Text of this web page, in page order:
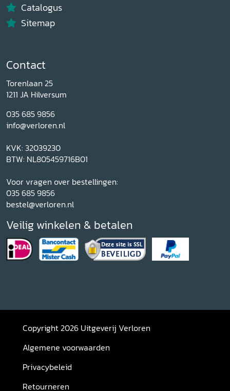
Catalogus
Sitemap
Contact
Torenlaan 25
1211 JA Hilversum
035 685 9856
info@verloren.nl
KVK: 32039230
BTW: NL805459716B01
Voor vragen over bestellingen:
035 685 9856
bestel@verloren.nl
Veilig winkelen & betalen
Copyright 2026 Uitgeverij Verloren
Algemene voorwaarden
Privacybeleid
Retourneren